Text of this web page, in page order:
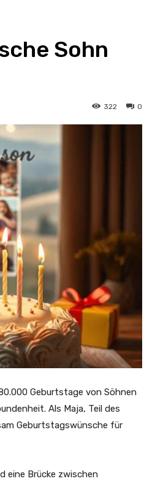
Sohn
0
322
Geburtstage von Söhnen
Als Maja, Teil des
Geburtstagswünsche für
eine Brücke zwischen